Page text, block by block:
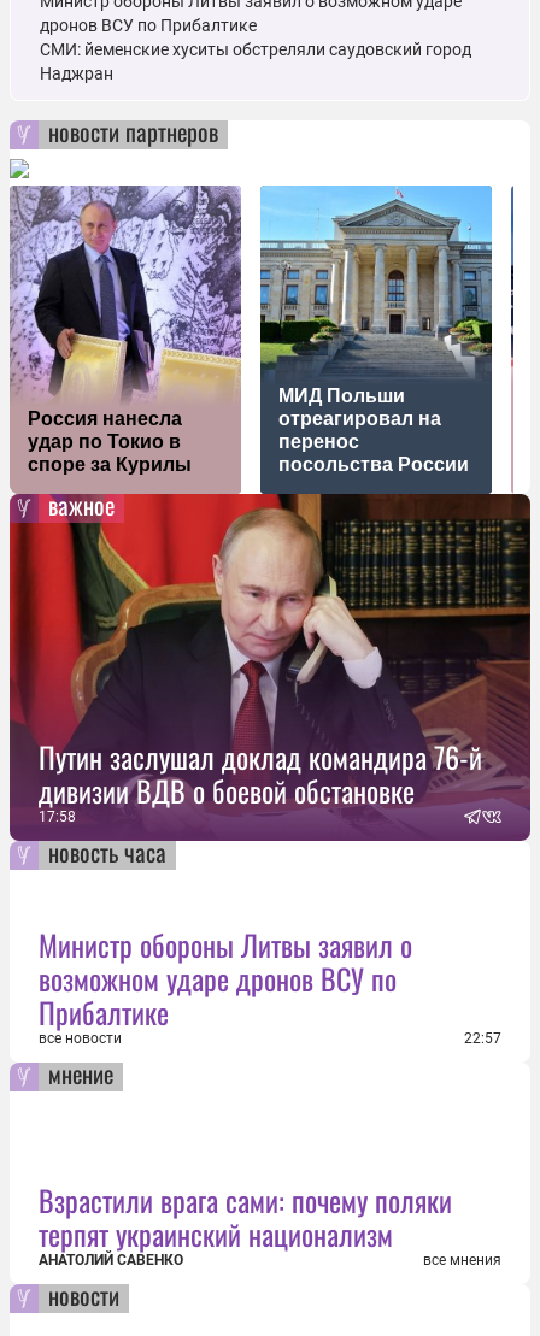
дронов ВСУ по Прибалтике
СМИ: йеменские хуситы обстреляли саудовский город
Наджран
новости партнеров
Россия нанесла
удар по Токио в
споре за Курилы
МИД Польши
отреагировал на
перенос
посольства России
важное
Путин заслушал доклад командира 76-й
дивизии ВДВ о боевой обстановке
17:58
новость часа
Министр обороны Литвы заявил о
возможном ударе дронов ВСУ по
Прибалтике
все новости 22:57
мнение
Взрастили врага сами: почему поляки
терпят украинский национализм
АНАТОЛИЙ САВЕНКО все мнения
новости